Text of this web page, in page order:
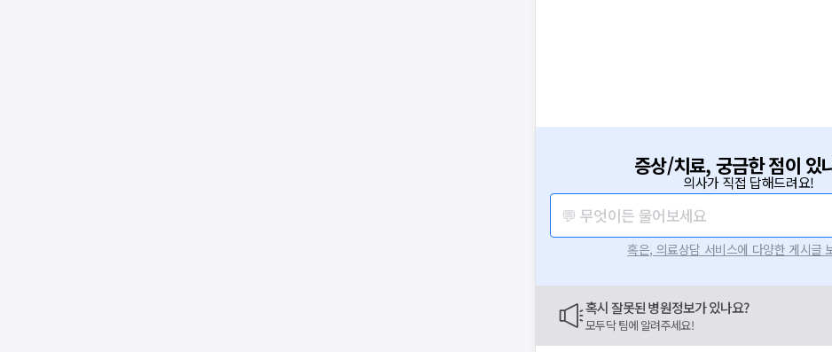
증상/치료, 궁금한 점이 있
의사가 직접 답해드려요!
💬 무엇이든 물어보세요
혹은, 의료상담 서비스에 다양한 게시글
혹시 잘못된 병원정보가 있나요?
모두닥 팀에 알려주세요!